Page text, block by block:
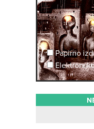
Papirno